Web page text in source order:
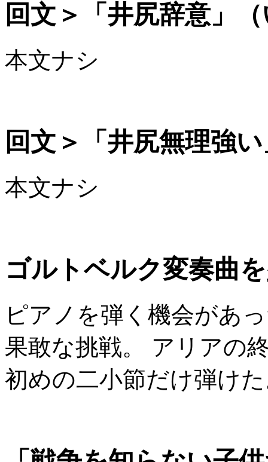
回文＞「井尻辞意」
本文ナシ
回文＞「井尻無理強
本文ナシ
ゴルトベルク変奏曲
ピアノを弾く機会があ
果敢な挑戦。 アリアの
初めの二小節だけ弾け